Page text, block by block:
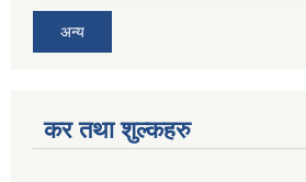
अन्य
कर तथा शुल्कहरु